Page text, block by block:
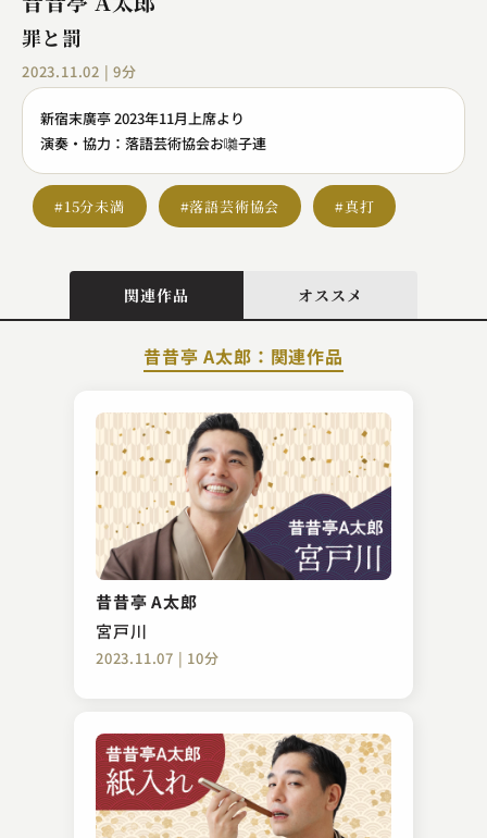
罪と罰
2023.11.02 | 9分
新宿末廣亭 2023年11月上席より
演奏・協力：落語芸術協会お囃子連
#15分未満 #落語芸術協会 #真打
関連作品 オススメ
昔昔亭 A太郎：関連作品
昔昔亭 A太郎
宮戸川
2023.11.07 | 10分
春風亭 柳太郎
リフォーム（浅井朝治・春風亭柳太郎
合作）
2023.12.19 | 13分